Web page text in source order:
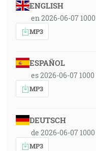
ENGLISH
en 2026-06-07 1000
MP3
ESPAÑOL
es 2026-06-07 1000
MP3
DEUTSCH
de 2026-06-07 1000
MP3